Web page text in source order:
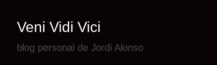
Veni Vidi Vici
blog personal de Jordi Alonso